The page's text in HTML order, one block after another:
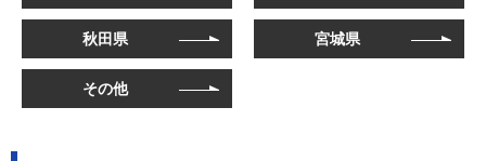
秋田県 宮城県
その他